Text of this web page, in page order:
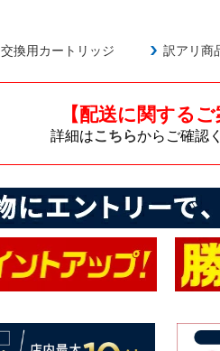
交換用カートリッジ 訳アリ商
【配送に関するご
詳細はこちらからご確認